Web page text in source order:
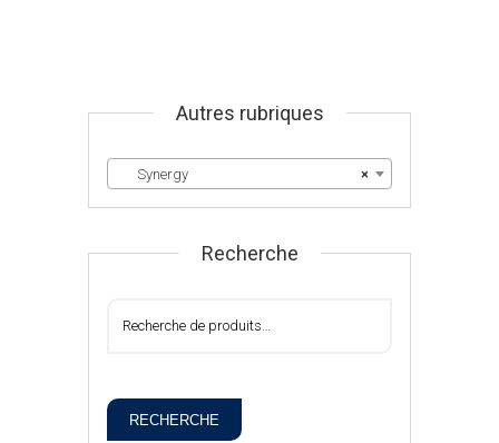
Autres rubriques
×
Synergy
Recherche
RECHERCHE